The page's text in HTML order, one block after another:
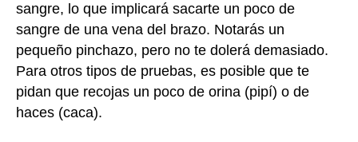
sangre, lo que implicará sacarte un poco de
sangre de una vena del brazo. Notarás un
pequeño pinchazo, pero no te dolerá demasiado.
Para otros tipos de pruebas, es posible que te
pidan que recojas un poco de orina (pipí) o de
haces (caca).